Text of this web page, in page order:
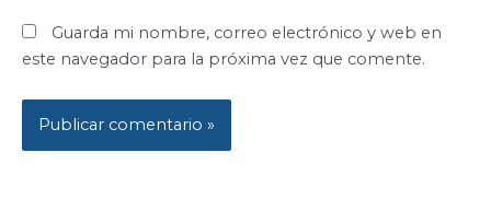
Guarda mi nombre, correo electrónico y web en
este navegador para la próxima vez que comente.